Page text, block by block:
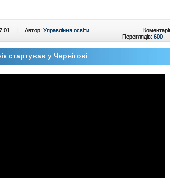
| Автор: Управління освіти
Переглядів: 600
стартував у Чернігові